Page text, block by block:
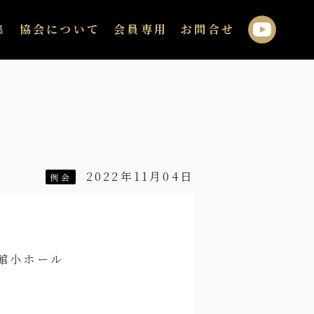
協会について 会員専用 お問合せ
例会 2022年11月04日
小ホール